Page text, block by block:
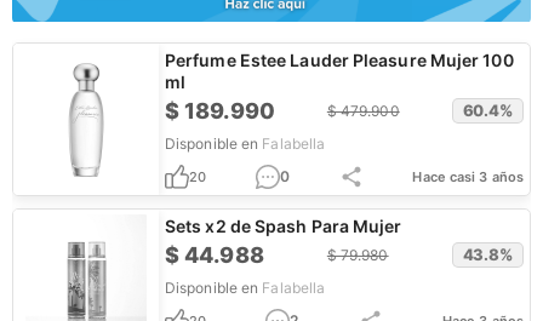
Perfume Estee Lauder Pleasure Mujer 100
ml
$189.990 $479.900 60.4%
Disponible en Falabella
20 0 Hace casi 3 años
Sets x2 de Spash Para Mujer
$44.988 $79.980 43.8%
Disponible en Falabella